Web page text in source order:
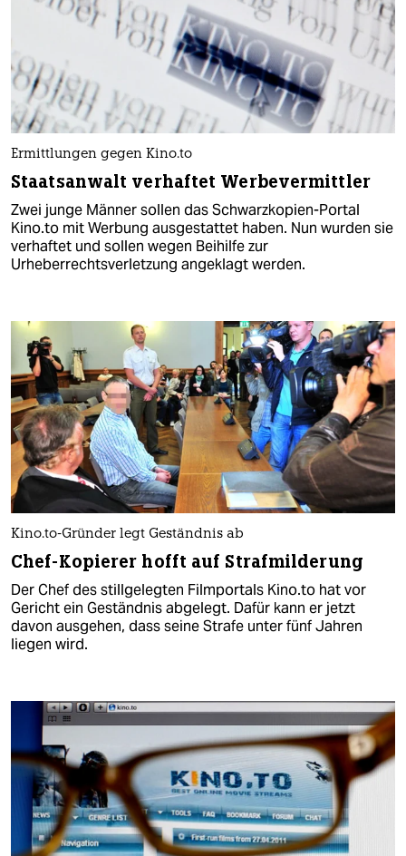
Ermittlungen gegen Kino.to
Staatsanwalt verhaftet Werbevermittler
Zwei junge Männer sollen das Schwarzkopien-Portal
Kino.to mit Werbung ausgestattet haben. Nun wurden sie
verhaftet und sollen wegen Beihilfe zur
Urheberrechtsverletzung angeklagt werden.
Kino.to-Gründer legt Geständnis ab
Chef-Kopierer hofft auf Strafmilderung
Der Chef des stillgelegten Filmportals Kino.to hat vor
Gericht ein Geständnis abgelegt. Dafür kann er jetzt
davon ausgehen, dass seine Strafe unter fünf Jahren
liegen wird.